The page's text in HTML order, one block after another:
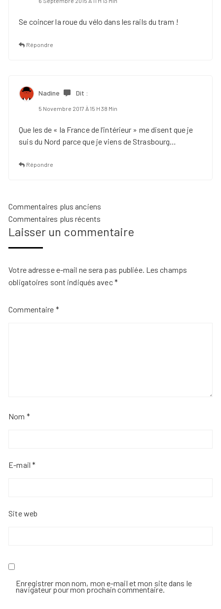
Se coincer la roue du vélo dans les rails du tram !
Répondre
Nadine Dit :
5 Novembre 2017 À 15 H 38 Min
Que les de « la France de l’intérieur » me disent que je
suis du Nord parce que je viens de Strasbourg…
Répondre
Navigation
dans
les
Commentaires plus anciens
Commentaires plus récents
Laisser un commentaire
Votre adresse e-mail ne sera pas publiée. Les champs
obligatoires sont indiqués avec*
Commentaire *
Nom *
E-mail*
Site web
Enregistrer mon nom, mon e-mail et mon site dans le
navigateur pour mon prochain commentaire.